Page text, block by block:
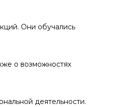
Они обучались
о возможностях
деятельности.